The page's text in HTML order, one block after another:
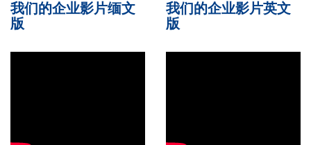
我们的企业影片缅文
版
我们的企业影片英文
版